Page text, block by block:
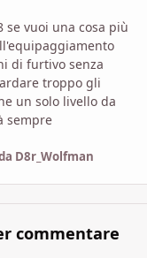
se vuoi una cosa più
di furtivo senza
troppo gli
un solo livello da
sempre
D8r_Wolfman
commentare